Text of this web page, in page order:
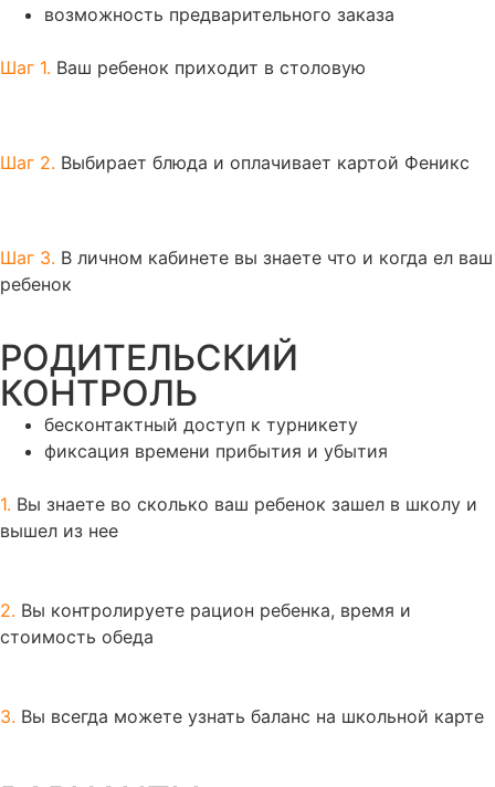
возможность предварительного заказа
Шаг 1. Ваш ребенок приходит в столовую
Шаг 2. Выбирает блюда и оплачивает картой Феникс
Шаг 3. В личном кабинете вы знаете что и когда ел ваш
ребенок
РОДИТЕЛЬСКИЙ
КОНТРОЛЬ
бесконтактный доступ к турникету
фиксация времени прибытия и убытия
1. Вы знаете во сколько ваш ребенок зашел в школу и
вышел из нее
2. Вы контролируете рацион ребенка, время и
стоимость обеда
3. Вы всегда можете узнать баланс на школьной карте